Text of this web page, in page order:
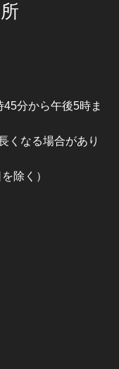
分から午後5時ま
くなる場合があり
除く）